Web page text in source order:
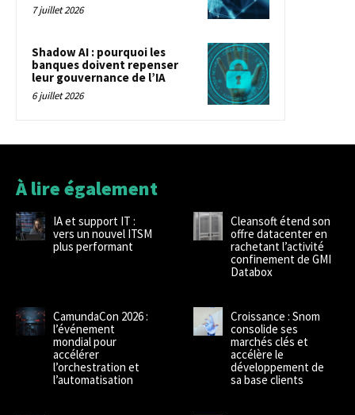
7 juillet 2026
Shadow AI : pourquoi les
banques doivent repenser
leur gouvernance de l’IA
6 juillet 2026
À lire également
IA et support IT :
vers un nouvel ITSM
plus performant
Cleansoft étend son
offre datacenter en
rachetant l’activité
confinement de GMI
Databox
CamundaCon 2026 :
l’événement
mondial pour
accélérer
l’orchestration et
l’automatisation
Croissance : Snom
consolide ses
marchés clés et
accélère le
développement de
sa base clients